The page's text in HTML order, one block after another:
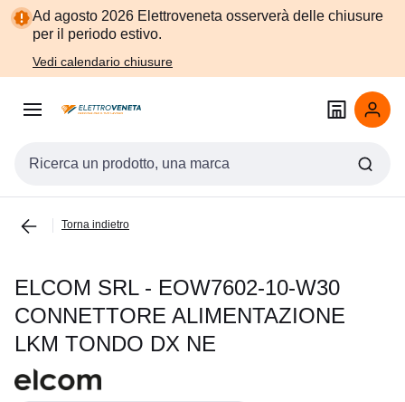
Vai alla
navigazione
Vai
alla
Ad agosto 2026 Elettroveneta osserverà delle chiusure
per il periodo estivo.
Vedi calendario chiusure
Cerca input
Torna indietro
ELCOM SRL - EOW7602-10-W30
CONNETTORE ALIMENTAZIONE
LKM TONDO DX NE